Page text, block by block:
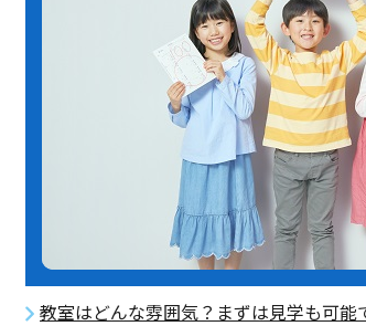
教室はどんな雰囲気？まずは見学も可能